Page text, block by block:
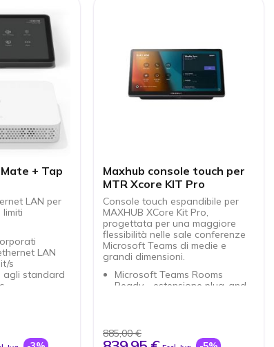
+ Tap
LAN per
LAN
s
agli standard
Maxhub console touch per
MTR Xcore KIT Pro
Console touch espandibile per
MAXHUB XCore Kit Pro,
progettata per una maggiore
flessibilità nelle sale conferenze
Microsoft Teams di medie e
grandi dimensioni.
Microsoft Teams Rooms
Ready - estensione plug-and-
da diverse aree della stanza
Facile collegamento in rete - 1
885,00 €